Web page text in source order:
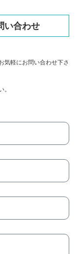
い合わせ
気軽にお問い合わせ下さ
。